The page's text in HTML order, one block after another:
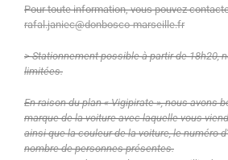
Pour toute information, vous pouvez
rafal.janiec@donbosco-marseille.fr
> Stationnement possible à partir de 18h20,
limitées.
En raison du plan « Vigipirate », nous avons
marque de la voiture avec laquelle vous
ainsi que la couleur de la voiture,le numéro
nombre de personnes présentes.